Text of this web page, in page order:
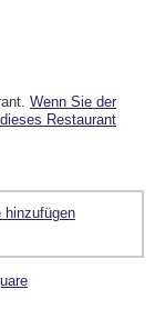
Wenn Sie der
Restaurant
hinzufügen